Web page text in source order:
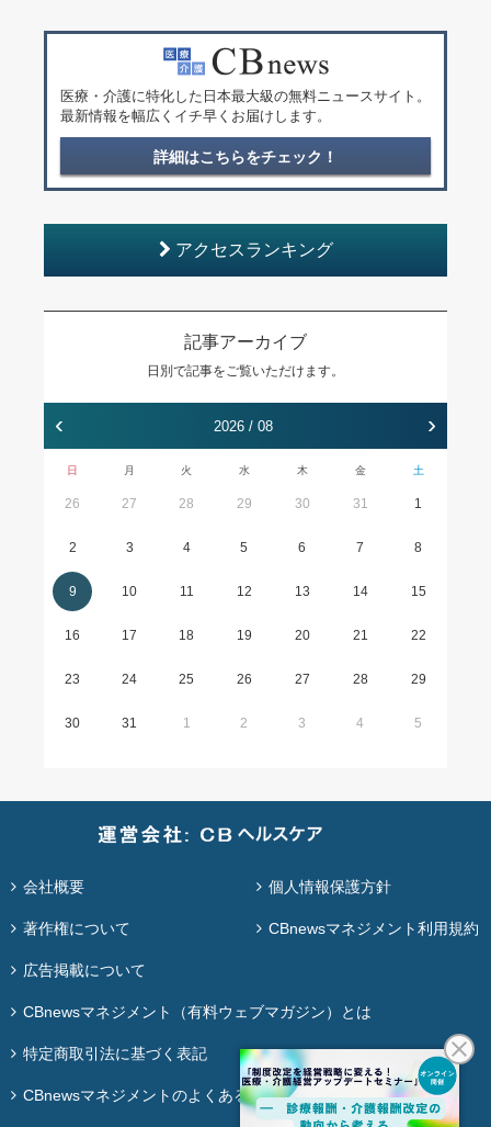
医療・介護に特化した日本最大級の無料ニュースサイト。
最新情報を幅広くイチ早くお届けします。
詳細はこちらをチェック！
アクセスランキング
記事アーカイブ
日別で記事をご覧いただけます。
‹ 2026 / 08 ›
日 月 火 水 木 金 土
26 27 28 29 30 31 1
2 3 4 5 6 7 8
9 10 11 12 13 14 15
16 17 18 19 20 21 22
23 24 25 26 27 28 29
30 31 1 2 3 4 5
会社概要 個人情報保護方針
著作権について CBnewsマネジメント利用規約
広告掲載について
CBnewsマネジメント（有料ウェブマガジン）とは
特定商取引法に基づく表記
CBnewsマネジメントのよくある質問